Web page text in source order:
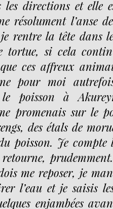
les directions et elle
résolument l’anse
rentre la tête dans
tortue, si cela
ces affreux
pour moi
poisson à
promenais sur le
des étals de
poisson. Je compte
me reposer, je
l’eau et je saisis
enjambées